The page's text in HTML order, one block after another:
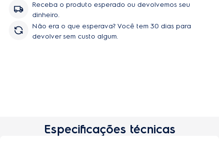
Receba o produto esperado ou devolvemos seu
dinheiro.
Não era o que esperava? Você tem 30 dias para
devolver sem custo algum.
Comprar
Especificações técnicas